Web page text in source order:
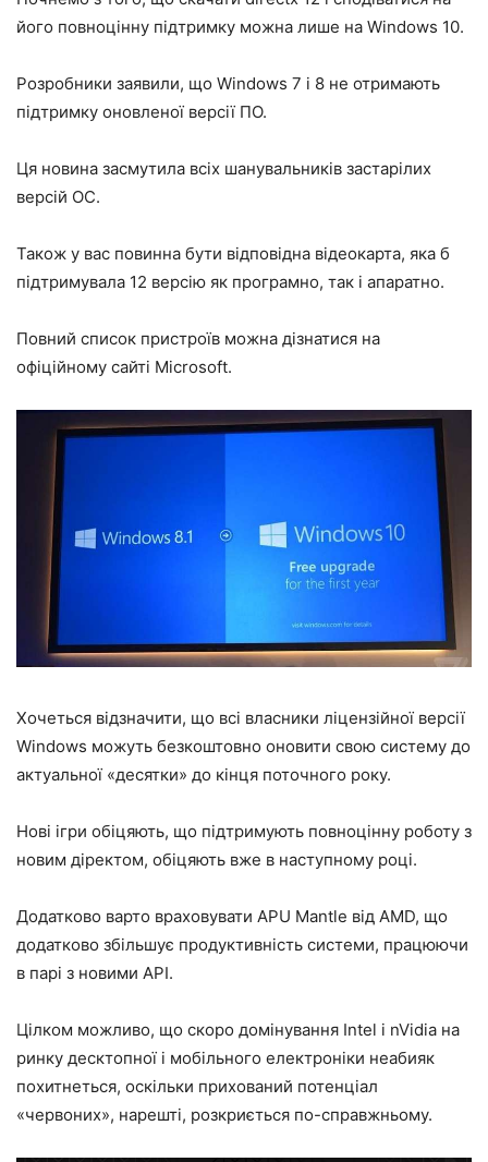
його повноцінну підтримку можна лише на Windows 10.
Розробники заявили, що Windows 7 і 8 не отримають
підтримку оновленої версії ПО.
Ця новина засмутила всіх шанувальників застарілих
версій ОС.
Також у вас повинна бути відповідна відеокарта, яка б
підтримувала 12 версію як програмно, так і апаратно.
Повний список пристроїв можна дізнатися на
офіційному сайті Microsoft.
Хочеться відзначити, що всі власники ліцензійної версії
Windows можуть безкоштовно оновити свою систему до
актуальної «десятки» до кінця поточного року.
Нові ігри обіцяють, що підтримують повноцінну роботу з
новим діректом, обіцяють вже в наступному році.
Додатково варто враховувати APU Mantle від AMD, що
додатково збільшує продуктивність системи, працюючи
в парі з новими API.
Цілком можливо, що скоро домінування Intel і nVidia на
ринку десктопної і мобільного електроніки неабияк
похитнеться, оскільки прихований потенціал
«червоних», нарешті, розкриється по-справжньому.